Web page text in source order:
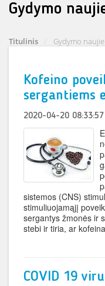
Gydymo
Titulinis Gydymo
Kofeino
sergantiems
2020-04-20 08:33:57
sistemos (CNS)
stimuliuojamąjį
sergantys žmonės ir
stebi ir tiria, ar
COVID 19